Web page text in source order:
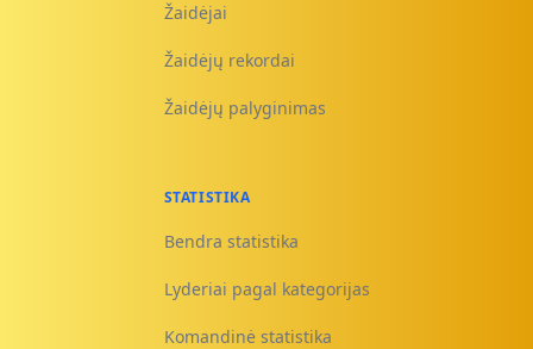
Žaidėjai
Žaidėjų rekordai
Žaidėjų palyginimas
STATISTIKA
Bendra statistika
Lyderiai pagal kategorijas
Komandinė statistika